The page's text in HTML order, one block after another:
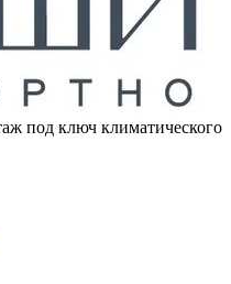
под ключ климатического